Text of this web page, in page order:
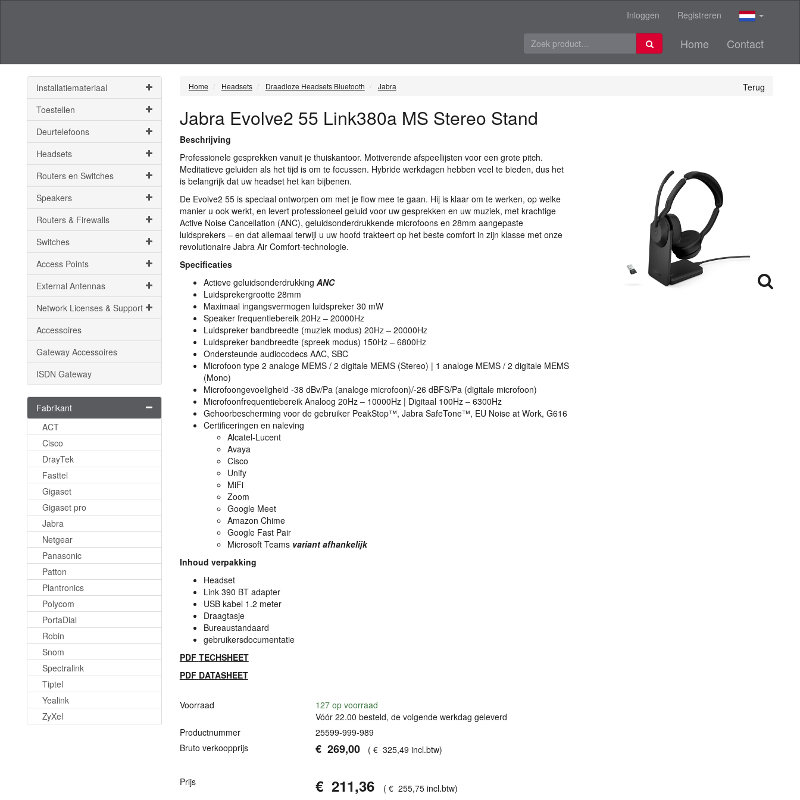
Inloggen Registreren
Home Contact
Installatiemateriaal
Toestellen
Deurtelefoons
Headsets
Routers en Switches
Speakers
Routers & Firewalls
Switches
Access Points
External Antennas
Network Licenses & Support
Accessoires
Gateway Accessoires
ISDN Gateway
Fabrikant
ACT
Cisco
DrayTek
Fasttel
Gigaset
Gigaset pro
Jabra
Netgear
Panasonic
Patton
Plantronics
Polycom
PortaDial
Robin
Snom
Spectralink
Tiptel
Yealink
ZyXel
Terug
Home Headsets Draadloze Headsets Bluetooth Jabra
Jabra Evolve2 55 Link380a MS Stereo Stand
Beschrijving
Professionele gesprekken vanuit je thuiskantoor. Motiverende afspeellijsten voor een grote pitch.
Meditatieve geluiden als het tijd is om te focussen. Hybride werkdagen hebben veel te bieden, dus het
is belangrijk dat uw headset het kan bijbenen.
De Evolve2 55 is speciaal ontworpen om met je flow mee te gaan. Hij is klaar om te werken, op welke
manier u ook werkt, en levert professioneel geluid voor uw gesprekken en uw muziek, met krachtige
Active Noise Cancellation (ANC), geluidsonderdrukkende microfoons en 28mm aangepaste
luidsprekers – en dat allemaal terwijl u uw hoofd trakteert op het beste comfort in zijn klasse met onze
revolutionaire Jabra Air Comfort-technologie.
Specificaties
Actieve geluidsonderdrukking ANC
Luidsprekergrootte 28mm
Maximaal ingangsvermogen luidspreker 30 mW
Speaker frequentiebereik 20Hz – 20000Hz
Luidspreker bandbreedte (muziek modus) 20Hz – 20000Hz
Luidspreker bandbreedte (spreek modus) 150Hz – 6800Hz
Ondersteunde audiocodecs AAC, SBC
Microfoon type 2 analoge MEMS/ 2 digitale MEMS(Stereo) | 1 analoge MEMS/ 2 digitale MEMS
(Mono)
Microfoongevoeligheid -38 dBv/Pa (analoge microfoon)/-26 dBFS/Pa (digitale microfoon)
Microfoonfrequentiebereik Analoog 20Hz – 10000Hz | Digitaal 100Hz – 6300Hz
Gehoorbescherming voor de gebruiker PeakStop™, Jabra SafeTone™, EU Noise at Work, G616
Certificeringen en naleving
Alcatel-Lucent
Avaya
Cisco
Unify
MiFi
Zoom
Google Meet
Amazon Chime
Google Fast Pair
Microsoft Teams variant afhankelijk
Inhoud verpakking
Headset
Link 390 BT adapter
USBkabel 1.2 meter
Draagtasje
Bureaustandaard
gebruikersdocumentatie
PDF TECHSHEET
PDF DATASHEET
Voorraad 127op voorraad
Vóór 22.00 besteld, de volgende werkdag geleverd
Productnummer
25599-999-989
Bruto verkoopprijs
€ 269,00 (€ 325,49 incl.btw)
Prijs € 211,36 (€ 255,75 incl.btw)